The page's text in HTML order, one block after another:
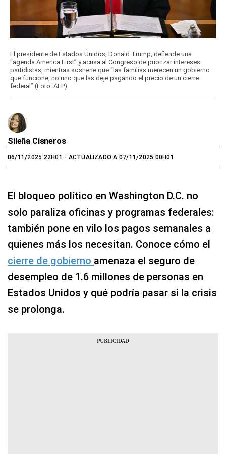
El presidente de Estados Unidos, Donald Trump, defiende una
“agenda America First” y acusa al Congreso de priorizar intereses
partidistas, mientras sostiene que “las familias merecen un gobierno
que funcione, no uno que las deje pagando el precio de un cierre
federal” (Foto: AFP)
Sileña Cisneros
06/11/2025 22H01 - ACTUALIZADO A 07/11/2025 00H01
El bloqueo político en Washington D.C. no
solo paraliza oficinas y programas federales:
también pone en vilo los pagos semanales a
quienes más los necesitan. Conoce cómo el
cierre de gobierno amenaza el seguro de
desempleo de 1.6 millones de personas en
Estados Unidos y qué podría pasar si la crisis
se prolonga.